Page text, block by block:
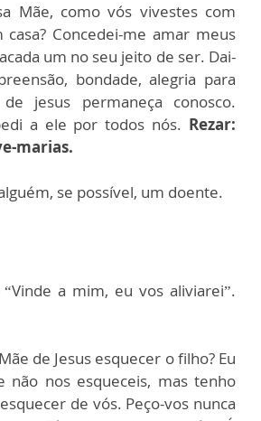
Mãe, como vós vivestes com
casa? Concedei-me amar meus
um no seu jeito de ser. Dai-
bondade, alegria para
jesus permaneça conosco.
a ele por todos nós. Rezar:
marias.
se possível, um doente.
“Vinde a mim, eu vos aliviarei”.
de Jesus esquecer o filho? Eu
não nos esqueceis, mas tenho
de vós. Peço-vos nunca